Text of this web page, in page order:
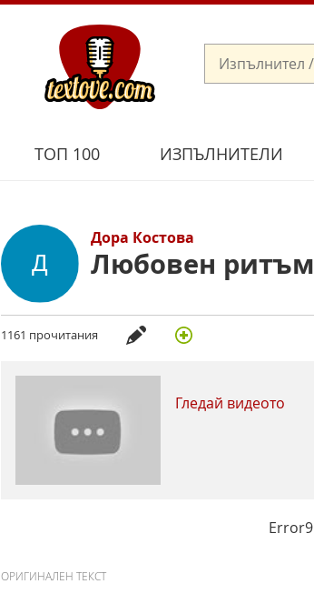
ТОП 100 ИЗПЪЛНИТЕЛИ
Дора Костова
Любовен ритъм
1161 прочитания
Гледай видеото
Error9
ОРИГИНАЛЕН ТЕКСТ